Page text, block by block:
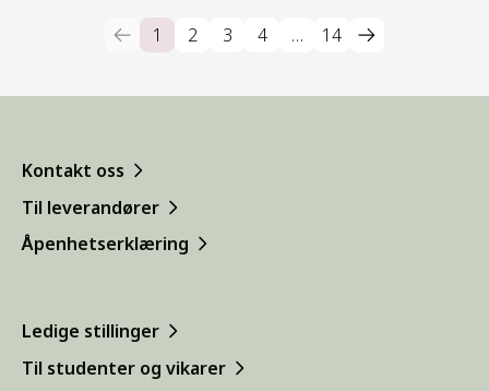
1 2 3 4 … 14
Kontakt oss
Til leverandører
Åpenhetserklæring
Ledige stillinger
Til studenter og vikarer